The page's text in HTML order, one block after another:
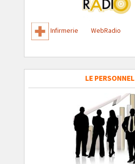
Infirmerie WebRadio
LE PERSONNEL